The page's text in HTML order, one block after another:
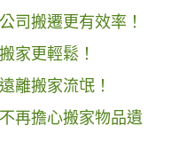
司搬遷更有效率！
家更輕鬆！
離搬家流氓！
再擔心搬家物品遺